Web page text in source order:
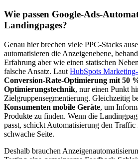
Wie passen Google-Ads-
Landingpages?
Genau hier brechen viele PPC-Stacks
automatisieren die Anzeigenebene,
Erfahrung aber wie einen statischen
falsche Ansatz. Laut HubSpots
Conversion-Rate-Optimierung mit 50
Optimierungstechnik, nur einen Punkt
Zielgruppensegmentierung. Gleichzeitig
Konsumenten mobile Geräte, um
Produkte zu finden. Wenn die
passt, schickt Automatisierung den
schwache Seite.
Deshalb brauchen